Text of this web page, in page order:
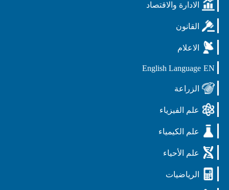
الادارة والاقتصاد
القانون
الاعلام
EN
English Language
الزراعة
علم الفيزياء
علم الكيمياء
علم الأحياء
الرياضيات